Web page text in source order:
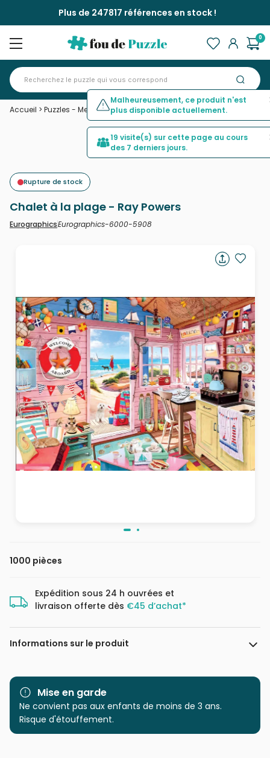
Plus de 247817 références en stock !
0
Accueil > Puzzles - Mers et Océans>Chalet à la plage - Ray Powers
Rupture de stock
Chalet à la plage - Ray Powers
EurographicsEurographics-6000-5908
1000 pièces
Expédition sous 24 h ouvrées et
livraison offerte dès €45 d’achat*
Informations sur le produit
Marque Eurographics
Catégorie Puzzles - Mers et Océans
Age
Puzzle pour Adultes (500 à
Mise en garde
Ne convient pas aux enfants de moins de 3 ans.
Risque d'étouffement.
Malheureusement, ce produit n'est
plus disponible actuellement.
19 visite(s) sur cette page au cours
des 7 derniers jours.